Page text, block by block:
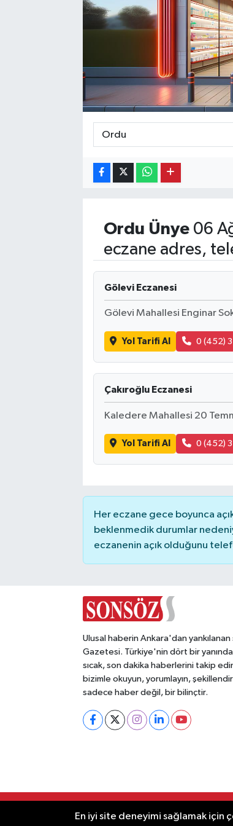
Ordu Ünye06
eczane adres,
Gölevi Eczanesi
Gölevi Mahallesi Enginar
Yol Tarifi Al 0 (452)
Çakıroğlu Eczanesi
Kaledere Mahallesi 20
Yol Tarifi Al 0 (452)
Her eczane gece boyunca
beklenmedik durumlar
eczanenin açık olduğunu
Ulusal haberin Ankara'dan
Gazetesi. Türkiye'nin dört bir
sıcak, son dakika haberlerini takip
bizimle okuyun, yorumlayın,
sadece haber değil, bir bilinçtir.
RSS Copyright © 2025. Her
En iyi site deneyimi sağlamak için
Kültür & Sanat
Sokak Hayvanlarını Sahiplendirme